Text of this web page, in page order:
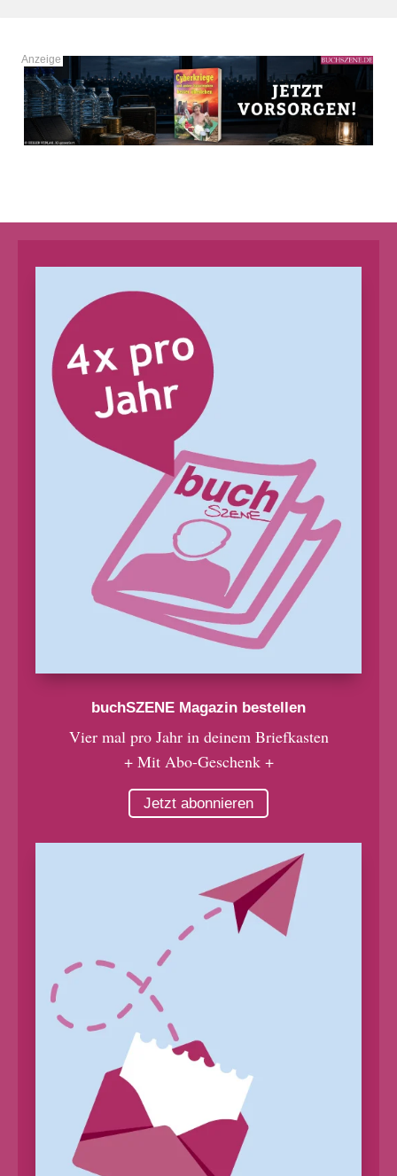
buchSZENE Magazin bestellen
Vier mal pro Jahr in deinem Briefkasten
+ Mit Abo-Geschenk +
Jetzt abonnieren